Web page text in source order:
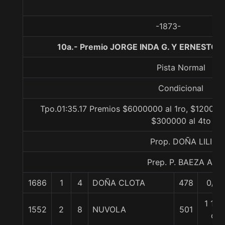
-1873-
10a.- Premio JORGE INDA G. Y ERNESTO
Pista Normal
Condicional
Tpo.01:35.17 Premios $6000000 al 1ro,
$300000 al 4to
Prop. DOÑA LILI
Prep. P. BAEZA A.
1686 1 4 DOÑA CLOTA 478 0/0
1552 2 8 NUVOLA 501
1 1/4
c